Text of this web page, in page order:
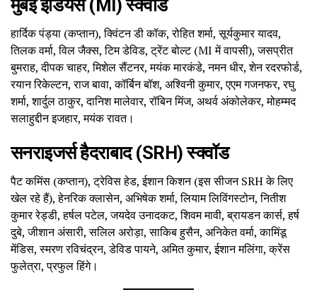
मुंबई इंडियंस (MI) स्क्वॉड
हार्दिक पंड्या (कप्तान), क्विंटन डी कॉक, रोहित शर्मा, सूर्यकुमार यादव,
तिलक वर्मा, विल जैक्स, टिम डेविड, ट्रेंट बोल्ट (MI में वापसी), जसप्रीत
बुमराह, दीपक चाहर, मिशेल सैंटनर, मयंक मारकंडे, नमन धीर, शेन रदरफोर्ड,
रयान रिकेल्टन, राज बावा, कॉर्बिन बॉश, अश्विनी कुमार, एएम गजनफर, रघु
शर्मा, शार्दुल ठाकुर, दानिश मालेवार, रॉबिन मिंज, अथर्व अंकोलेकर, मोहम्मद
सलाहुद्दीन इजहार, मयंक रावत।
सनराइजर्स हैदराबाद (SRH) स्क्वॉड
पैट कमिंस (कप्तान), ट्रेविस हेड, ईशान किशन (इस सीजन SRH के लिए
खेल रहे हैं), हेनरिक क्लासेन, अभिषेक शर्मा, लियाम लिविंगस्टोन, नितीश
कुमार रेड्डी, हर्षल पटेल, जयदेव उनादकट, शिवम मावी, ब्रायडन कार्स, हर्ष
दुबे, जीशान अंसारी, सलिल अरोड़ा, साकिब हुसैन, अनिकेत वर्मा, कामिंडू
मेंडिस, स्मरण रविचंद्रन, डेविड पायने, अमित कुमार, ईशान मलिंगा, क्रेंस
फुलेत्रा, प्रफुल हिंगे।